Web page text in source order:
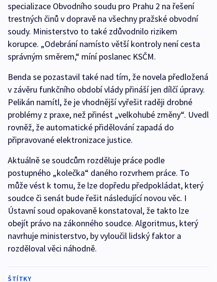
specializace Obvodního soudu pro Prahu 2 na řešení
trestných činů v dopravě na všechny pražské obvodní
soudy. Ministerstvo to také zdůvodnilo rizikem
korupce. „Odebrání namísto větší kontroly není cesta
správným směrem,“ míní poslanec KSČM.
Benda se pozastavil také nad tím, že novela předložená
v závěru funkčního období vlády přináší jen dílčí úpravy.
Pelikán namítl, že je vhodnější vyřešit raději drobné
problémy z praxe, než přinést „velkohubé změny“. Uvedl
rovněž, že automatické přidělování zapadá do
připravované elektronizace justice.
Aktuálně se soudcům rozděluje práce podle
postupného „kolečka“ daného rozvrhem práce. To
může vést k tomu, že lze dopředu předpokládat, který
soudce či senát bude řešit následující novou věc. I
Ústavní soud opakovaně konstatoval, že takto lze
obejít právo na zákonného soudce. Algoritmus, který
navrhuje ministerstvo, by vyloučil lidský faktor a
rozděloval věci náhodně.
ŠTÍTKY